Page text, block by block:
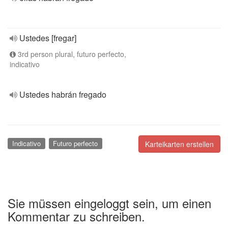
Ustedes [fregar]
3rd person plural, futuro perfecto,
indicativo
Ustedes habrán fregado
Karteikarten erstellen
Indicativo Futuro perfecto
Sie müssen eingeloggt sein, um einen
Kommentar zu schreiben.